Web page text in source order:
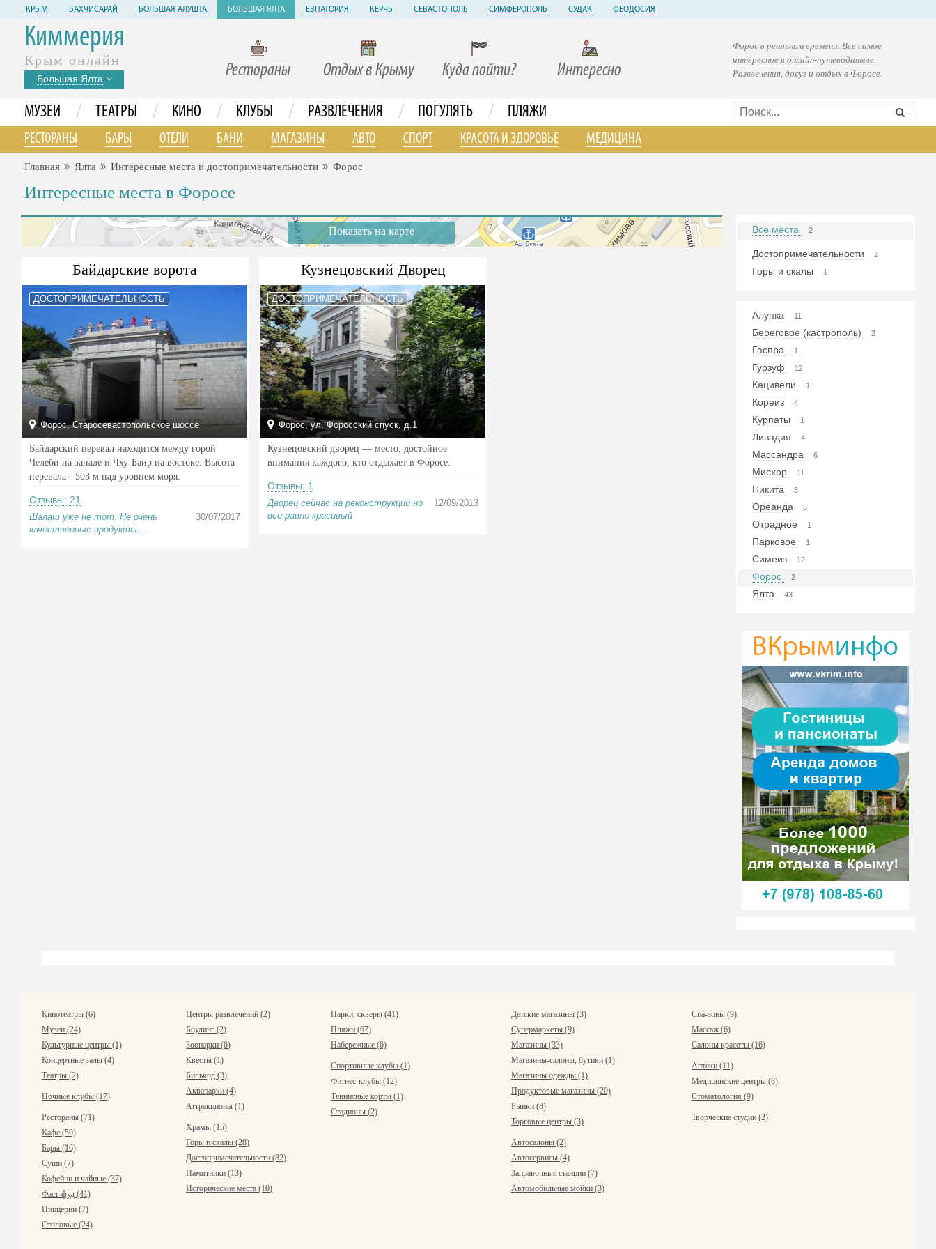
КРЫМ БАХЧИСАРАЙ БОЛЬШАЯ АЛУШТА БОЛЬШАЯ ЯЛТА ЕВПАТОРИЯ КЕРЧЬ СЕВАСТОПОЛЬ СИМФЕРОПОЛЬ СУДАК ФЕОДОСИЯ
Киммерия
Крым онлайн
Большая Ялта Рестораны Отдых в Крыму Куда пойти? Интересно
Форос в реальном времени. Все самое
интересное в онлайн-путеводителе.
Развлечения, досуг и отдых в Форосе.
МУЗЕИ / ТЕАТРЫ / КИНО / КЛУБЫ / РАЗВЛЕЧЕНИЯ / ПОГУЛЯТЬ / ПЛЯЖИ
РЕСТОРАНЫ БАРЫ ОТЕЛИ БАНИ МАГАЗИНЫ АВТО СПОРТ КРАСОТА И ЗДОРОВЬЕ МЕДИЦИНА
Главная Ялта Интересные места и достопримечательности Форос
Интересные места в Форосе
Показать на карте
Байдарские ворота
ДОСТОПРИМЕЧАТЕЛЬНОСТЬ
Форос, Старосевастопольское шоссе
Байдарский перевал находится между горой
Челеби на западе и Чху-Баир на востоке. Высота
перевала - 503 м над уровнем моря.
Отзывы: 21
Шалаш уже не тот. Не очень
качественные продукты....
30/07/2017
Кузнецовский Дворец
ДОСТОПРИМЕЧАТЕЛЬНОСТЬ
Форос, ул. Форосский спуск, д.1
Кузнецовский дворец — место, достойное
внимания каждого, кто отдыхает в Форосе.
Отзывы: 1
Дворец сейчас на реконструкции но
все равно красивый
12/09/2013
Все места 2
Достопримечательности 2
Горы и скалы 1
Алупка 11
Береговое (кастрополь) 2
Гаспра 1
Гурзуф 12
Кацивели 1
Кореиз 4
Курпаты 1
Ливадия 4
Массандра 6
Мисхор 11
Никита 3
Ореанда 5
Отрадное 1
Парковое 1
Симеиз 12
Форос 2
Ялта 43
Кинотеатры (6)
Музеи (24)
Культурные центры (1)
Концертные залы (4)
Театры (2)
Ночные клубы (17)
Рестораны (71)
Кафе (50)
Бары (16)
Суши (7)
Кофейни и чайные (37)
Фаст-фуд (41)
Пиццерии (7)
Столовые (24)
Центры развлечений (2)
Боулинг (2)
Зоопарки (6)
Квесты (1)
Бильярд (3)
Аквапарки (4)
Аттракционы (1)
Храмы (15)
Горы и скалы (28)
Достопримечательности (82)
Памятники (13)
Исторические места (10)
Парки, скверы (41)
Пляжи (67)
Набережные (6)
Спортивные клубы (1)
Фитнес-клубы (12)
Теннисные корты (1)
Стадионы (2)
Детские магазины (3)
Супермаркеты (9)
Магазины (33)
Магазины-салоны, бутики (1)
Магазины одежды (1)
Продуктовые магазины (20)
Рынки (8)
Торговые центры (3)
Автосалоны (2)
Автосервисы (4)
Заправочные станции (7)
Автомобильные мойки (3)
Спа-зоны (9)
Массаж (6)
Салоны красоты (16)
Аптеки (11)
Медицинские центры (8)
Стоматология (9)
Творческие студии (2)